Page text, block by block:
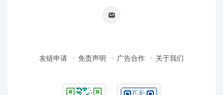
友链申请 免责声明 广告合作 关于我们